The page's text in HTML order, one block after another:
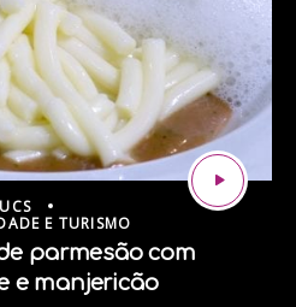
E TURISMO
parmesão com
e manjericão